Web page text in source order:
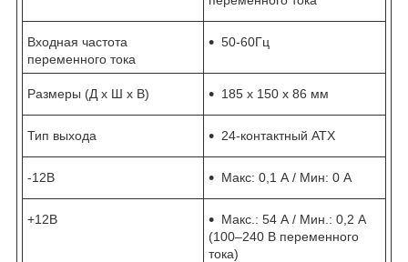
Входная частота
переменного тока
50-60Гц
Размеры (Д х Ш х В) 185 х 150 х 86 мм
Тип выхода 24-контактный АТХ
-12В Макс: 0,1 А / Мин: 0 А
+12В
Макс.: 54 А / Мин.: 0,2 А
(100–240 В переменного
тока)